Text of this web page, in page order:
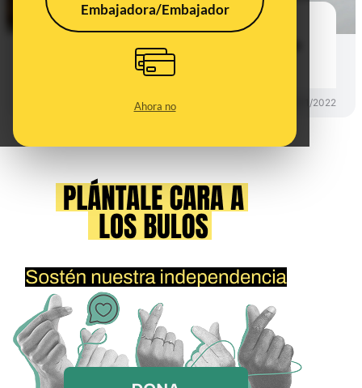
Embajadora/Embajador
Ahora no
Amoxicilina sola o con ácido
clavulánico: cuándo tiene sentido
administrar este antibiótico
25/11/2022